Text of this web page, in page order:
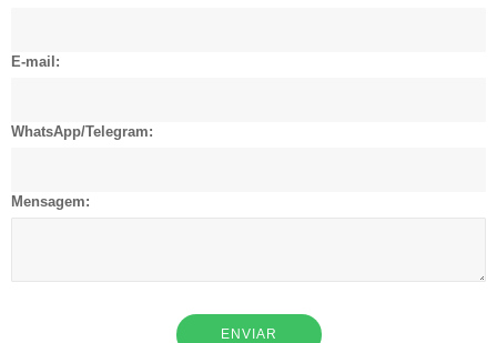
E-mail:
WhatsApp/Telegram:
Mensagem:
ENVIAR